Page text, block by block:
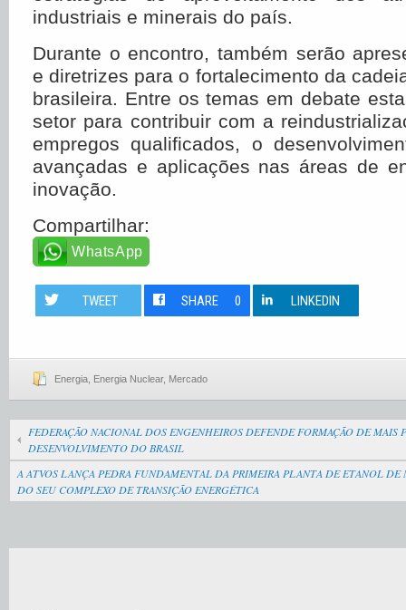
industriais e minerais do país.
Durante o encontro, também serão
e diretrizes para o fortalecimento da
brasileira. Entre os temas em debate
setor para contribuir com a
empregos qualificados, o
avançadas e aplicações nas áreas de
inovação.
Compartilhar:
WhatsApp
TWEET SHARE 0 LINKEDIN
Energia Energia Nuclear, Mercado
FEDERAÇÃO NACIONAL DOS ENGENHEIROS DEFENDE FORMAÇÃO DE MAIS
DESENVOLVIMENTO DO BRASIL
A ATVOS LANÇA PEDRA FUNDAMENTAL DA PRIMEIRA PLANTA DE ETANOL
DO SEU COMPLEXO DE TRANSIÇÃO ENERGÉTICA